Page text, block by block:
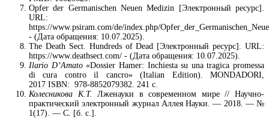
Opfer der Germanischen Neuen Medizin [Электронный ресурс].
URL:
https://www.psiram.com/de/index.php/
- (Дата обращения: 10.07.2025).
The Death Sect. Hundreds of Dead [Электронный ресурс]. URL:
https://www.deathsect.com/ - (Дата обращения: 10.07.2025).
Ilario D’Amato«Dossier Hamer: Inchiesta su una tragica promessa
di cura contro il cancro» (Italian Edition). MONDADORI,
2017 ISBN: ‎ 978-8852079382. 241 с.
Колесникова К.Т.
Лженауки в современном мире // Научно-
практический электронный журнал Аллея Науки. — 2018. — №
1(17). — С. [б. с.].